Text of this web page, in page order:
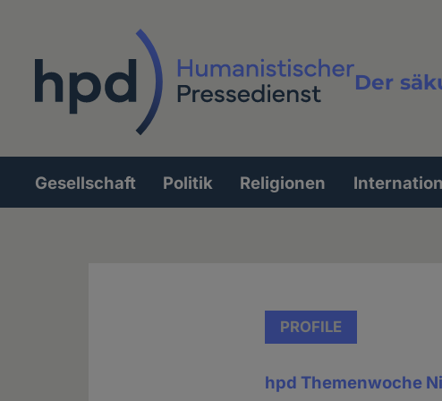
Der
Hauptnavigation
Gesellschaft Politik Religionen
PROFILE
hpd Themenwoche